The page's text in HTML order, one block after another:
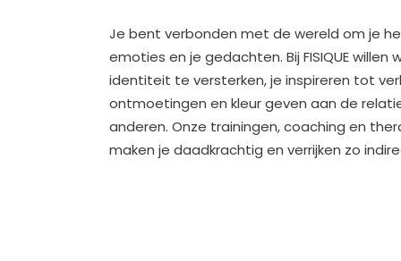
Je bent verbonden met de wereld om je
emoties en je gedachten. Bij FISIQUE willen
identiteit te versterken, je inspireren tot
ontmoetingen en kleur geven aan de
anderen. Onze trainingen, coaching en
maken je daadkrachtig en verrijken zo